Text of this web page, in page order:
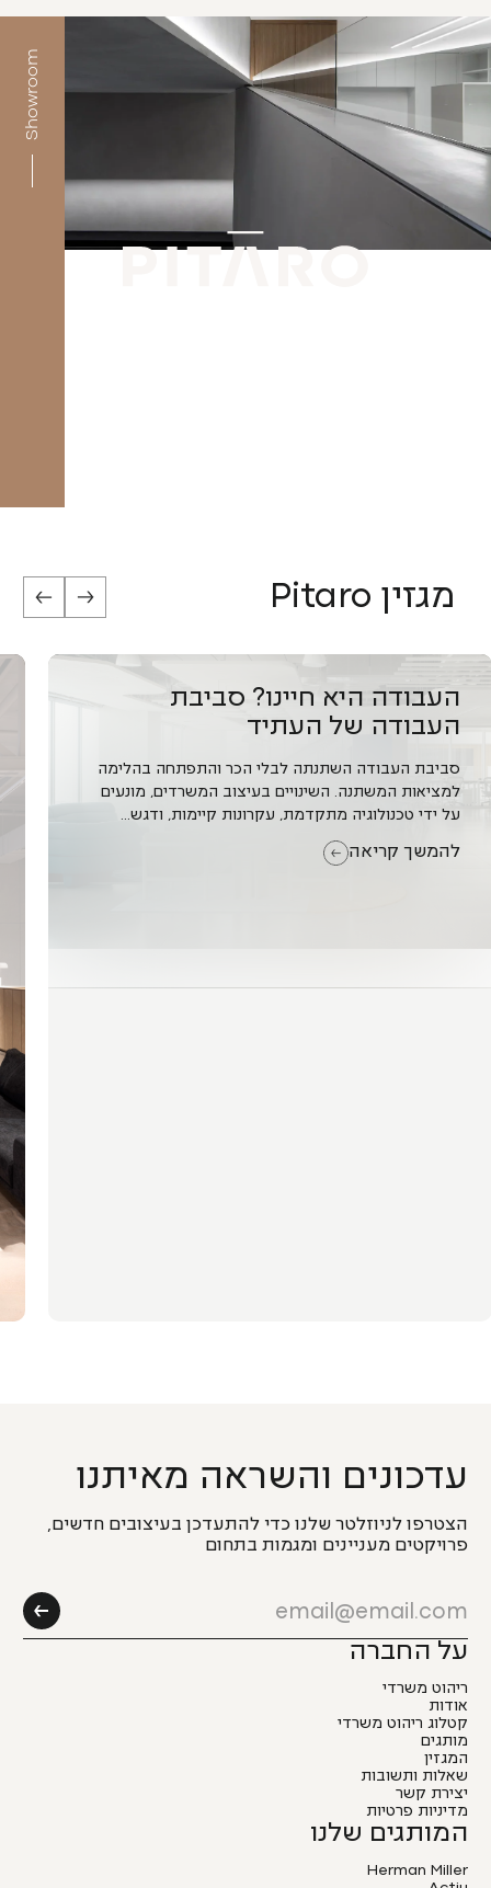
לבדוק מה חשוב
העבודה, זה מתבטא
העבודה היא חיינו?
העבודה של העתיד
סביבת העבודה השתנתה לבלי הכר
למציאות המשתנה. השינויים בעיצוב
על ידי טכנולוגיה מתקדמת, עקרונות